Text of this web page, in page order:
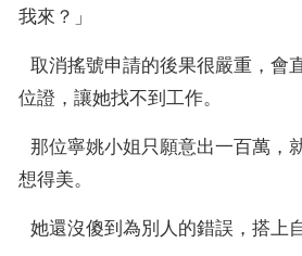
我來？」
位證，讓她找不到工作。
想得美。
她還沒傻到為別人的錯誤，搭上